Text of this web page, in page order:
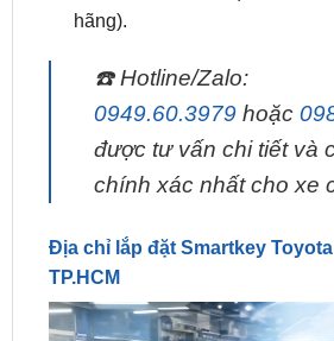
hãng).
☎️ Hotline/Zalo:
0949.60.3979hoặc
được tư vấn chi tiết và
chính xác nhất cho xe
Địa chỉ lắp đặt Smartkey
TP.HCM